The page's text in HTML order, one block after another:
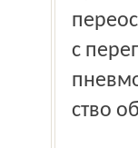
с
ство